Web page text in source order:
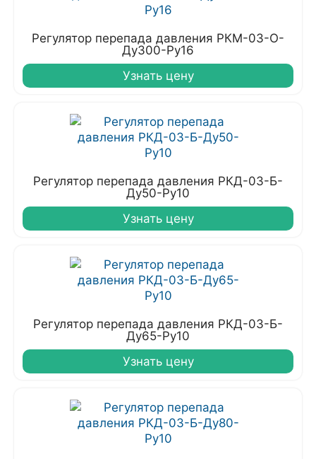
Регулятор перепада давления РКМ-03-О-
Ду300-Ру16
Узнать цену
Регулятор перепада давления РКД-03-Б-
Ду50-Ру10
Узнать цену
Регулятор перепада давления РКД-03-Б-
Ду65-Ру10
Узнать цену